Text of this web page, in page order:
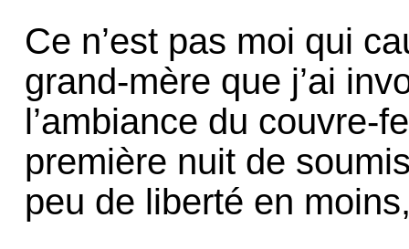
Ce n’est pas moi qui
grand-mère que j’ai
l’ambiance du couvre-
première nuit de
peu de liberté en